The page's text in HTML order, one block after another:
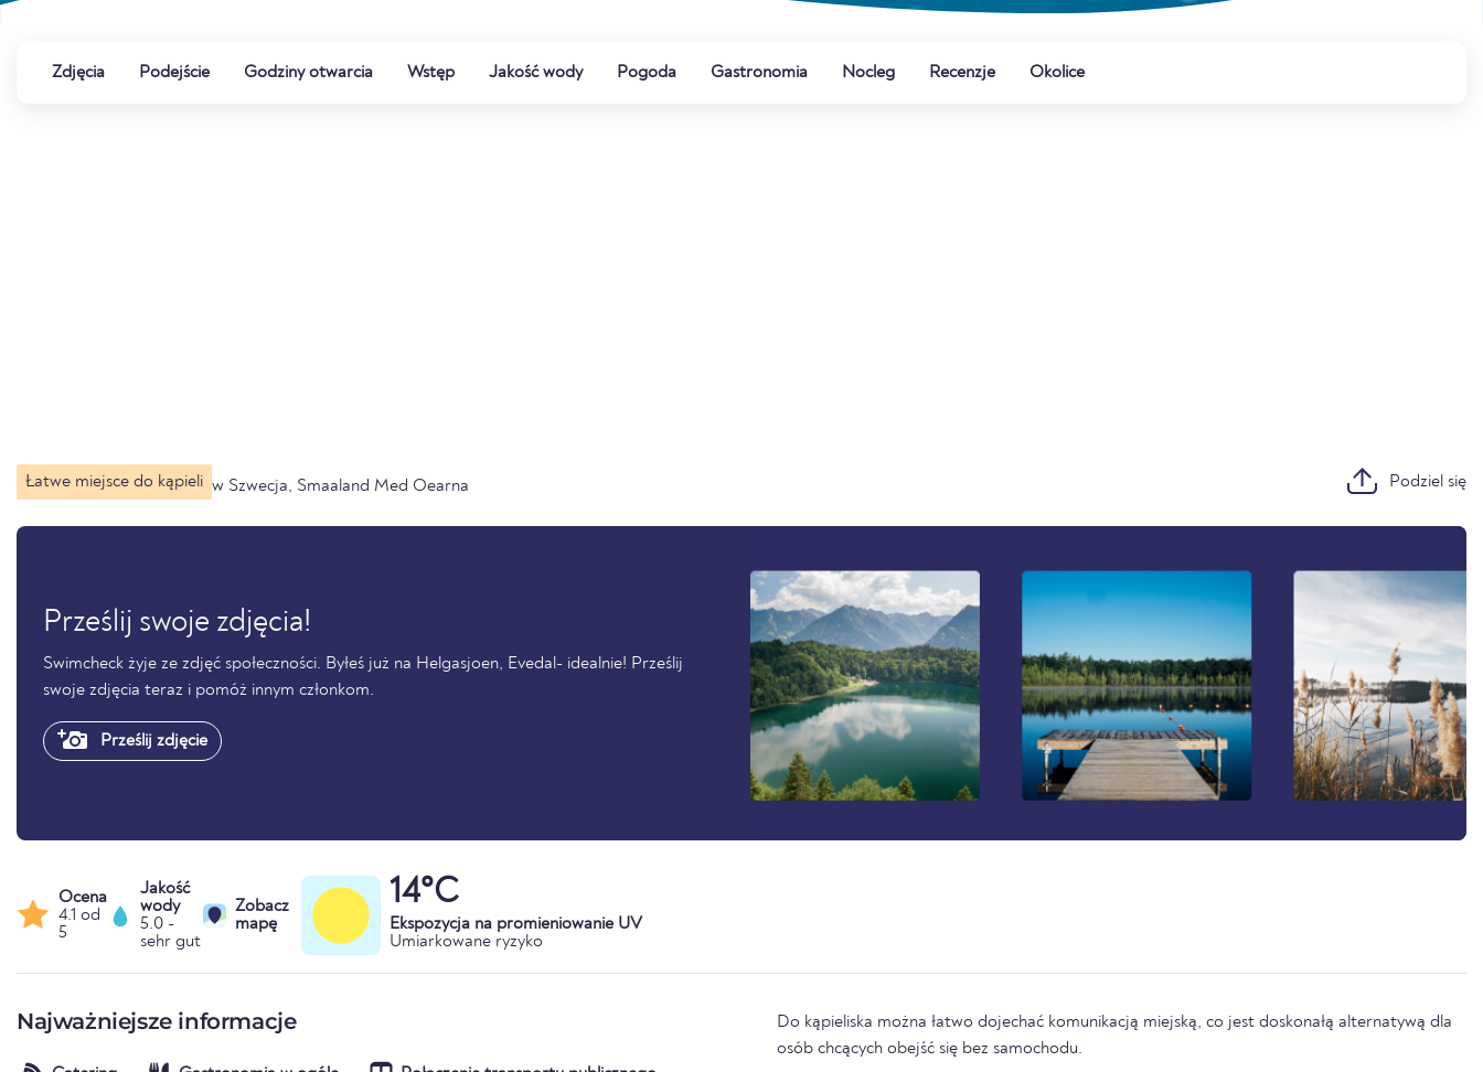
Zdjęcia Podejście Godziny otwarcia Wstęp Jakość wody Pogoda Gastronomia Nocleg Recenzje Okolice
Łatwe miejsce do kąpieli w Szwecja, Smaaland Med Oearna Podziel się
Prześlij swoje zdjęcia!
Swimcheck żyje ze zdjęć społeczności. Byłeś już na Helgasjoen, Evedal- idealnie! Prześlij
swoje zdjęcia teraz i pomóż innym członkom.
Prześlij zdjęcie
Ocena
4.1 od
5
Jakość
wody
5.0 -
sehr gut
Zobacz
mapę
14°C
Ekspozycja na promieniowanie UV
Umiarkowane ryzyko
Najważniejsze informacje
Do kąpieliska można łatwo dojechać komunikacją miejską, co jest doskonałą alternatywą dla
osób chcących obejść się bez samochodu.